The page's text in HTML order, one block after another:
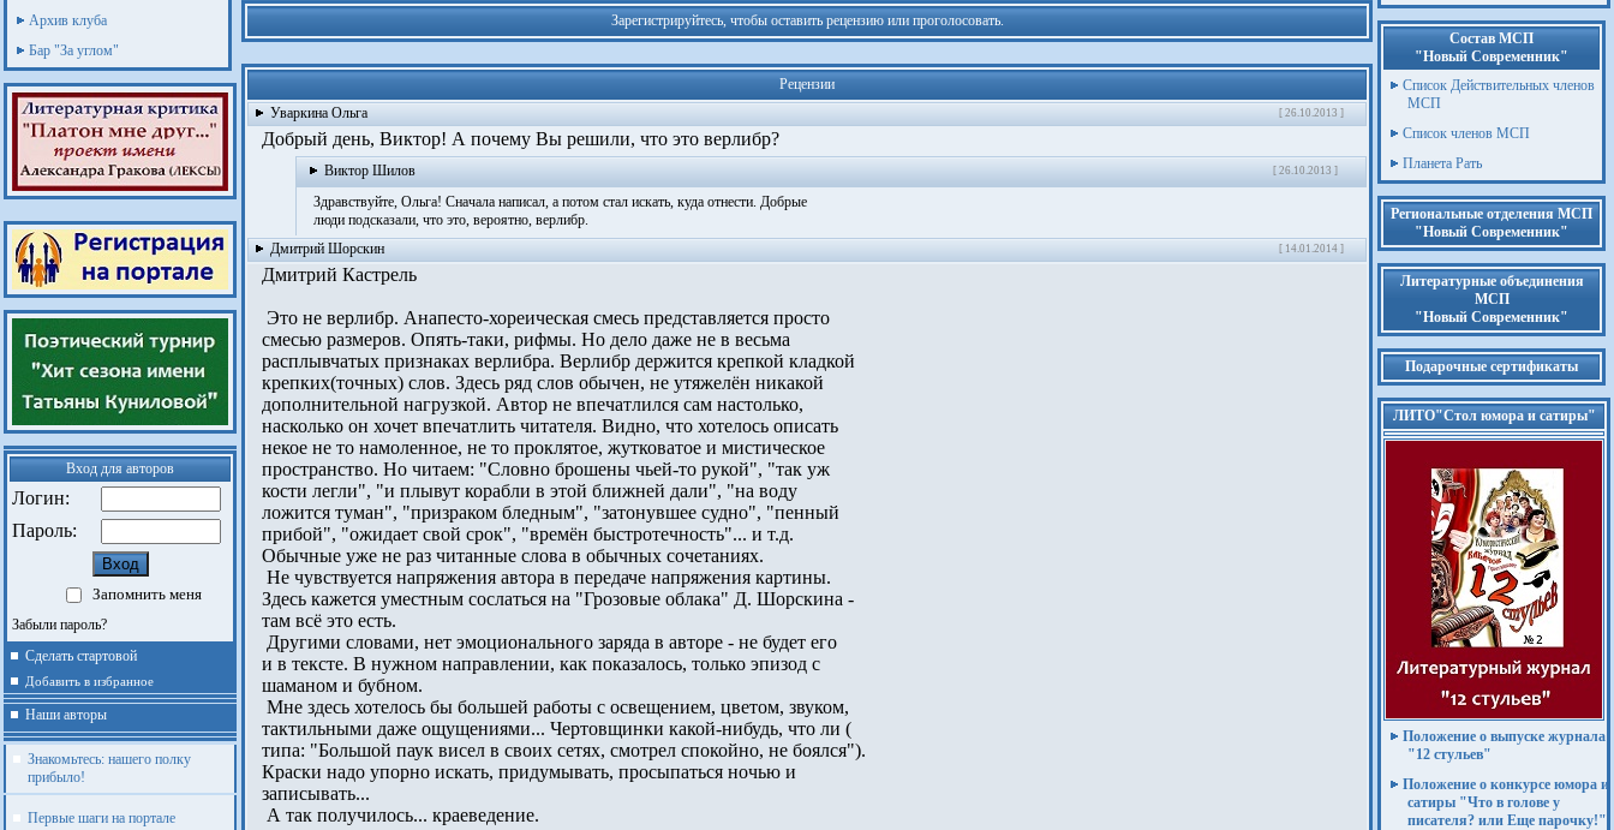
Архив клуба
Бар "За углом"
Вход для авторов
Логин:
Пароль:
Запомнить меня
Забыли пароль?
Сделать стартовой
Добавить в избранное
Наши авторы
Знакомьтесь: нашего полку
прибыло!
Первые шаги на портале
Зарегистрируйтесь, чтобы оставить рецензию или проголосовать.
Рецензии
Уваркина Ольга
[ 26.10.2013 ]
Добрый день, Виктор! А почему Вы решили, что это верлибр?
Виктор Шилов [ 26.10.2013 ]
Здравствуйте, Ольга! Сначала написал, а потом стал искать, куда отнести. Добрые
люди подсказали, что это, вероятно, верлибр.
Дмитрий Шорскин
[ 14.01.2014 ]
Дмитрий Кастрель
Это не верлибр. Анапесто-хореическая­­­ смесь представляется просто
смесью размеров. Опять-таки, рифмы. Но дело даже не в весьма
расплывчатых признаках верлибра. Верлибр держится крепкой кладкой
крепких(точных) слов. Здесь ряд слов обычен, не утяжелён никакой
дополнительной нагрузкой. Автор не впечатлился сам настолько,
насколько он хочет впечатлить читателя. Видно, что хотелось описать
некое не то намоленное, не то проклятое, жутковатое и мистическое
пространство. Но читаем: "Словно брошены чьей-то рукой", "так уж
кости легли", "и плывут корабли в этой ближней дали", "на воду
ложится туман", "призраком бледным", "затонувшее судно", "пенный
прибой", "ожидает свой срок", "времён быстротечность"­...­ и т.д.
Обычные уже не раз читанные слова в обычных сочетаниях.
Не чувствуется напряжения автора в передаче напряжения картины.
Здесь кажется уместным сослаться на "Грозовые облака" Д. Шорскина -
там всё это есть.
Другими словами, нет эмоционального заряда в авторе - не будет его
и в тексте. В нужном направлении, как показалось, только эпизод с
шаманом и бубном.
Мне здесь хотелось бы большей работы с освещением, цветом, звуком,
тактильными даже ощущениями... Чертовщинки какой-нибудь, что ли (
типа: "Большой паук висел в своих сетях, смотрел спокойно, не боялся").
Краски надо упорно искать, придумывать, просыпаться ночью и
записывать...
А так получилось... краеведение.
Состав МСП
"Новый Современник"
Список Действительных членов
МСП
Список членов МСП
Планета Рать
Региональные отделения МСП
"Новый Современник"
Литературные объединения
МСП
"Новый Современник"
Подарочные сертификаты
ЛИТО"Стол юмора и сатиры"
Положение о выпуске журнала
"12 стульев"
Положение о конкурсе юмора и
сатиры "Что в голове у
писателя? или Еще парочку!"